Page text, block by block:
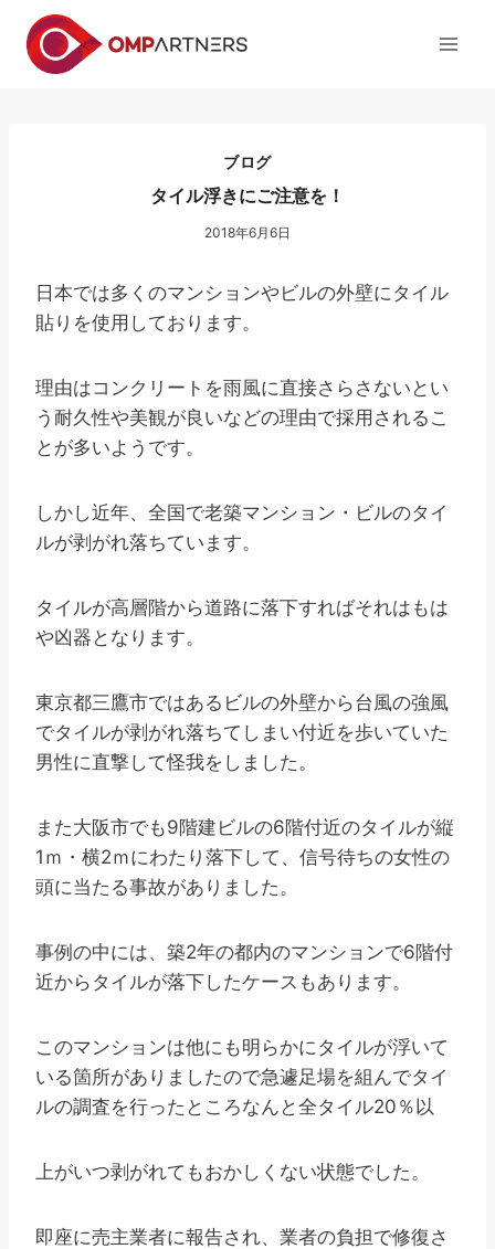
ブログ
タイル浮きにご注意を！
2018年6月6日
日本では多くのマンションやビルの外壁にタイル
貼りを使用しております。
理由はコンクリートを雨風に直接さらさないとい
う耐久性や美観が良いなどの理由で採用されるこ
とが多いようです。
しかし近年、全国で老築マンション・ビルのタイ
ルが剥がれ落ちています。
タイルが高層階から道路に落下すればそれはもは
や凶器となります。
東京都三鷹市ではあるビルの外壁から台風の強風
でタイルが剥がれ落ちてしまい付近を歩いていた
男性に直撃して怪我をしました。
また大阪市でも9階建ビルの6階付近のタイルが縦
1ｍ・横2ｍにわたり落下して、信号待ちの女性の
頭に当たる事故がありました。
事例の中には、築2年の都内のマンションで6階付
近からタイルが落下したケースもあります。
このマンションは他にも明らかにタイルが浮いて
いる箇所がありましたので急遽足場を組んでタイ
ルの調査を行ったところなんと全タイル20％以
上がいつ剥がれてもおかしくない状態でした。
即座に売主業者に報告され、業者の負担で修復さ